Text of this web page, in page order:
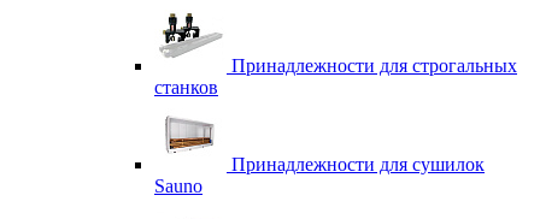
Принадлежности для строгальных
станков
Принадлежности для сушилок
Sauno